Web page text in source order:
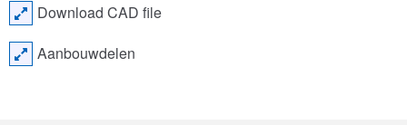
Download CAD file
Aanbouwdelen